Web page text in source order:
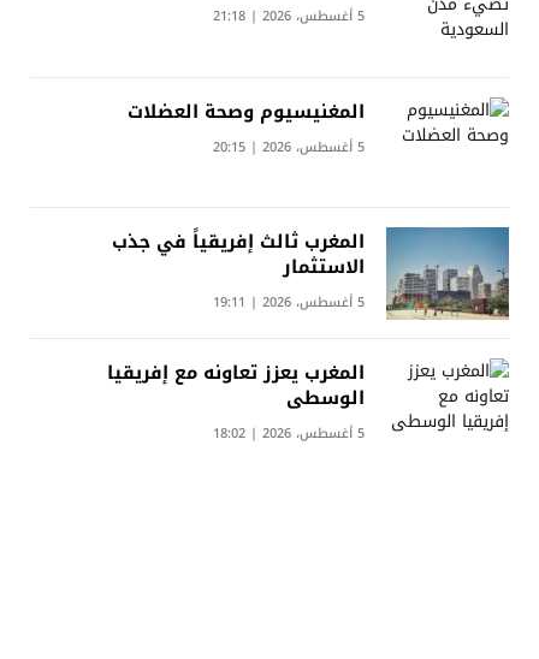
5 أغسطس، 2026 | 21:18
المغنيسيوم وصحة العضلات
5 أغسطس، 2026 | 20:15
المغرب ثالث إفريقياً في جذب
الاستثمار
5 أغسطس، 2026 | 19:11
المغرب يعزز تعاونه مع إفريقيا
الوسطى
5 أغسطس، 2026 | 18:02